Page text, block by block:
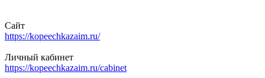
Сайт
https://kopeechkazaim.ru/
Личный кабинет
https://kopeechkazaim.ru/cabinet